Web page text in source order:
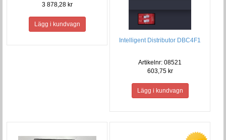
3 878,28 kr
Intelligent Distributor DBC4F1
Artikelnr: 08521
603,75 kr